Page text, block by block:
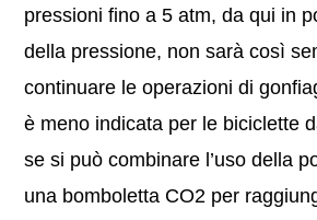
pressioni fino a 5 atm, da qui in
della pressione, non sarà così
continuare le operazioni di
è meno indicata per le biciclette
se si può combinare l’uso della
una bomboletta CO2 per